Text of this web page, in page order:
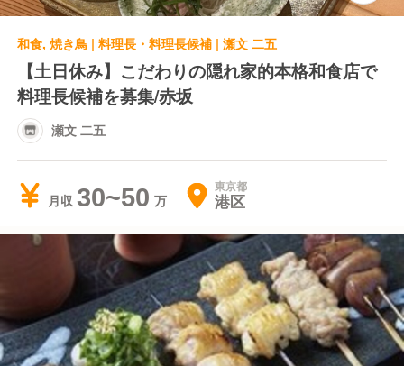
和食, 焼き鳥 | 料理長・料理長候補 | 瀬文 二五
【土日休み】こだわりの隠れ家的本格和食店で
料理長候補を募集/赤坂
瀬文 二五
月収 30~50 東京都
港区